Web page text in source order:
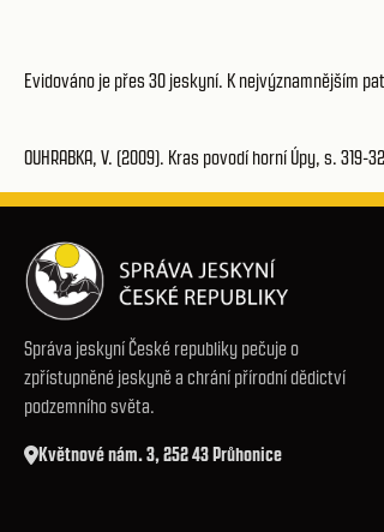
Evidováno je přes 30 jeskyní. K nejvýznamnějším
OUHRABKA, V. (2009). Kras povodí horní Úpy, s. 319-
Správa jeskyní České republiky pečuje o
zpřístupněné jeskyně a chrání přírodní dědictví
podzemního světa.
Květnové nám. 3, 252 43 Průhonice